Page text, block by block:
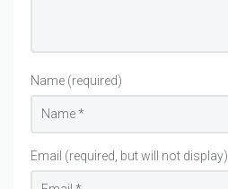
Name (required)
Email (required, but will not display)